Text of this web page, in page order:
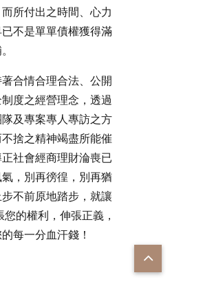
所付出之時間、心力
不是單單債權獲得滿
合情合理合法、公開
度之經營理念，透過
及專案專人專訪之方
捨之精神竭盡所能催
社會經商理財淪喪已
，別再徬徨，別再猶
不前原地踏步，就讓
的權利，伸張正義，
每一分血汗錢！